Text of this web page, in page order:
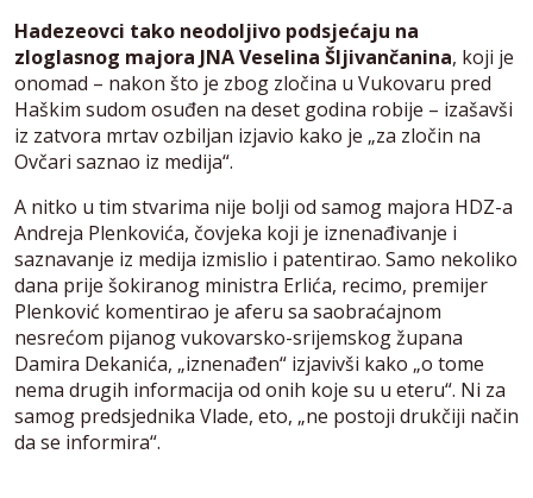
Hadezeovci tako neodoljivo podsjećaju na
zloglasnog majora JNA Veselina Šljivančanina, koji je
onomad – nakon što je zbog zločina u Vukovaru pred
Haškim sudom osuđen na deset godina robije – izašavši
iz zatvora mrtav ozbiljan izjavio kako je „za zločin na
Ovčari saznao iz medija“.
A nitko u tim stvarima nije bolji od samog majora HDZ-a
Andreja Plenkovića, čovjeka koji je iznenađivanje i
saznavanje iz medija izmislio i patentirao. Samo nekoliko
dana prije šokiranog ministra Erlića, recimo, premijer
Plenković komentirao je aferu sa saobraćajnom
nesrećom pijanog vukovarsko-srijemskog župana
Damira Dekanića, „iznenađen“ izjavivši kako „o tome
nema drugih informacija od onih koje su u eteru“. Ni za
samog predsjednika Vlade, eto, „ne postoji drukčiji način
da se informira“.